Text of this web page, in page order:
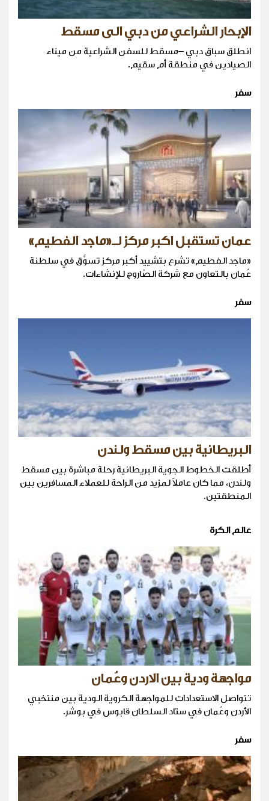
الإبحار الشراعي من دبي الى مسقط
انطلق سباق دبي –مسقط للسفن الشراعية من ميناء
الصيادين في منطقة أم سقيم.
سفر
عمان تستقبل اكبر مركز لـ«ماجد الفطيم»
«ماجد الفطيم» تشرع بتشييد أكبر مركز تسوُّق في سلطنة
عُمان بالتعاون مع شركة الصّاروج للإنشاءات.
سفر
البريطانية بين مسقط ولندن
أطلقت الخطوط الجوية البريطانية رحلة مباشرة بين مسقط
ولندن، مما كان عاملاً لمزيد من الراحة للعملاء المسافرين بين
المنطقتين.
عالم الكرة
مواجهة ودية بين الاردن وعُمان
تتواصل الاستعدادات للمواجهة الكروية الودية بين منتخبي
الأردن وعُمان في ستاد السلطان قابوس في بوشر.
سفر